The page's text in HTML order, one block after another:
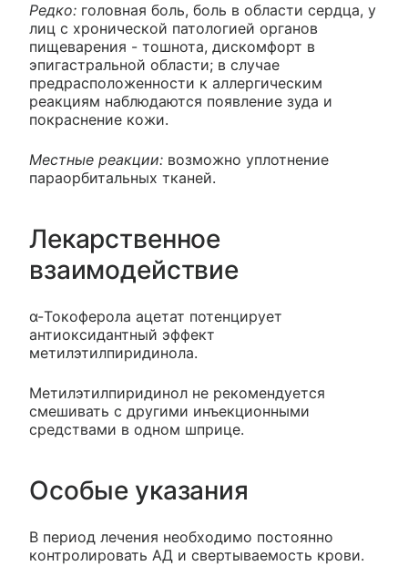
Редко: головная боль, боль в области сердца, у
лиц с хронической патологией органов
пищеварения - тошнота, дискомфорт в
эпигастральной области; в случае
предрасположенности к аллергическим
реакциям наблюдаются появление зуда и
покраснение кожи.
Местные реакции: возможно уплотнение
параорбитальных тканей.
Лекарственное
взаимодействие
α-Токоферола ацетат потенцирует
антиоксидантный эффект
метилэтилпиридинола.
Метилэтилпиридинол не рекомендуется
смешивать с другими инъекционными
средствами в одном шприце.
Особые указания
В период лечения необходимо постоянно
контролировать АД и свертываемость крови.